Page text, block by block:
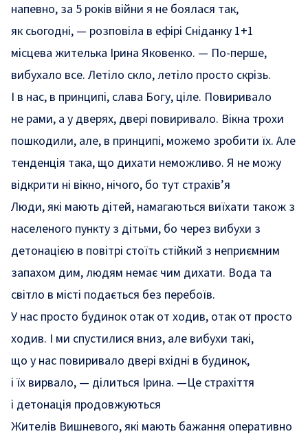
напевно, за 5 років війни я не боялася так,
як сьогодні, — розповіла в ефірі Сніданку 1+1
місцева жителька Ірина Яковенко. — По-перше,
вибухало все. Летіло скло, летіло просто скрізь.
І в нас, в принципі, слава Богу, ціле. Повиривало
не рами, а у дверях, двері повиривало. Вікна трохи
пошкодили, але, в принципі, можемо зробити їх. Але
тенденція така, що дихати неможливо. Я не можу
відкрити ні вікно, нічого, бо тут страхів’я
Люди, які мають дітей, намагаються виїхати також з
населеного пункту з дітьми, бо через вибухи з
детонацією в повітрі стоїть стійкий з неприємним
запахом дим, людям немає чим дихати. Вода та
світло в місті подається без перебоїв.
У нас просто будинок отак от ходив, отак от просто
ходив. І ми спустилися вниз, але вибухи такі,
що у нас повиривало двері вхідні в будинок,
і їх вирвало, — ділиться Ірина. —Це страхіття
і детонація продовжуються
Жителів Вишневого, які мають бажання оперативно